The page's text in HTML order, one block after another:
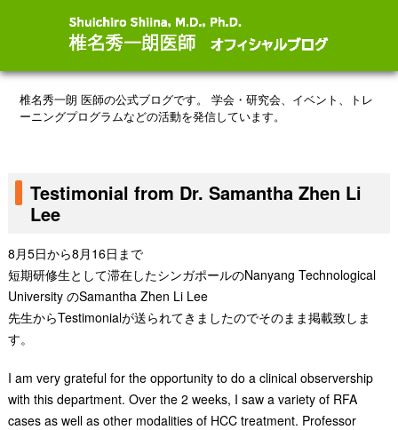
椎名秀一朗 医師の公式ブログです。
学会・研究会、イベント、トレ
ーニングプログラムなどの活動を発信しています。
Testimonial from Dr. Samantha Zhen Li
Lee
8月5日から8月16日まで
短期研修生として滞在したシンガポールのNanyang Technological
University のSamantha Zhen Li Lee
先生からTestimonialが送られてきましたのでそのまま掲載致しま
す。
I am very grateful for the opportunity to do a clinical observership
with this department. Over the 2 weeks, I saw a variety of RFA
cases as well as other modalities of HCC treatment. Professor